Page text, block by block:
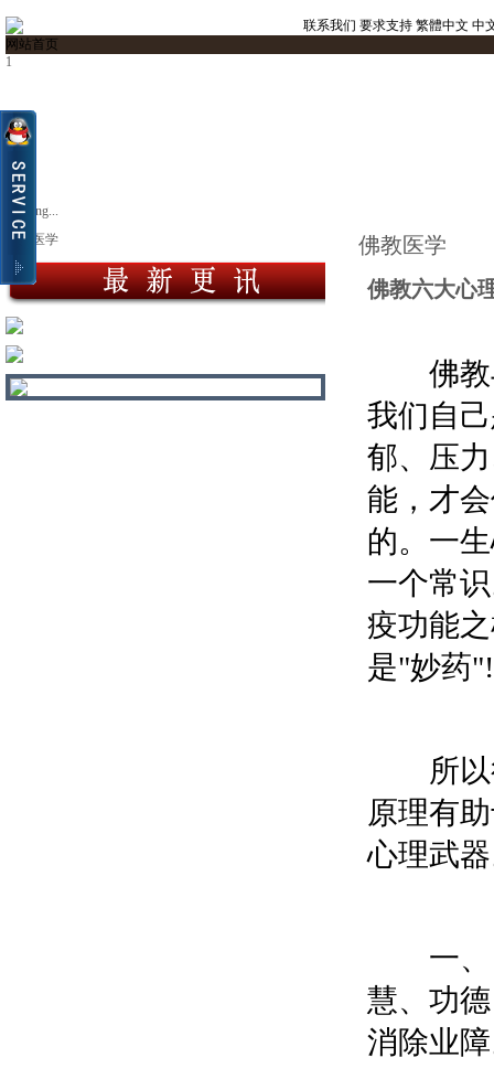
联系我们 要求支持 繁體中文 中
网站首页
1
Loading...
佛教医学
佛教医学
佛教六大心
佛教与
我们自
郁、压
能，才
的。一
一个常
疫功能
是"妙药"!
所以很
原理有
心理武
一、
慧、功
消除业